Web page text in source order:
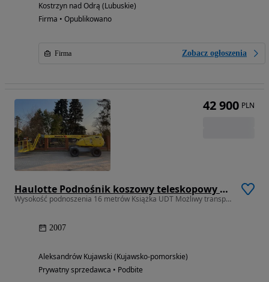
Kostrzyn nad Odrą (Lubuskie)
Firma • Opublikowano
Firma Zobacz ogłoszenia
Haulotte Podnośnik koszowy teleskopowy zwyżka Haulotte H16TPX Rok 2007 Gotowa do pracy W pełni sprawna
Wysokość podnoszenia 16 metrów Książka UDT Możliwy transport
2007
Aleksandrów Kujawski (Kujawsko-pomorskie)
Prywatny sprzedawca • Podbite
42 900 PLN